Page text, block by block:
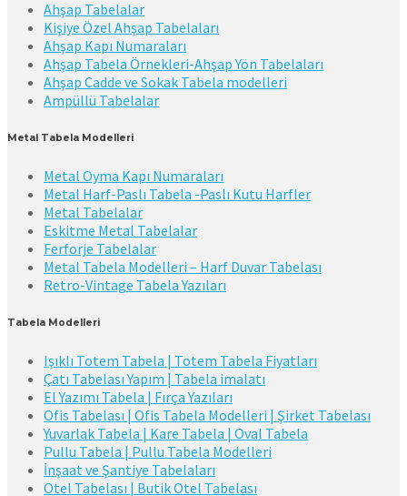
Ahşap Tabelalar
Kişiye Özel Ahşap Tabelaları
Ahşap Kapı Numaraları
Ahşap Tabela Örnekleri-Ahşap Yön Tabelaları
Ahşap Cadde ve Sokak Tabela modelleri
Ampüllü Tabelalar
Metal Tabela Modelleri
Metal Oyma Kapı Numaraları
Metal Harf-Paslı Tabela -Paslı Kutu Harfler
Metal Tabelalar
Eskitme Metal Tabelalar
Ferforje Tabelalar
Metal Tabela Modelleri – Harf Duvar Tabelası
Retro-Vintage Tabela Yazıları
Tabela Modelleri
Işıklı Totem Tabela | Totem Tabela Fiyatları
Çatı Tabelası Yapım | Tabela imalatı
El Yazımı Tabela | Fırça Yazıları
Ofis Tabelası | Ofis Tabela Modelleri | Şirket Tabelası
Yuvarlak Tabela | Kare Tabela | Oval Tabela
Pullu Tabela | Pullu Tabela Modelleri
İnşaat ve Şantiye Tabelaları
Otel Tabelası | Butik Otel Tabelası